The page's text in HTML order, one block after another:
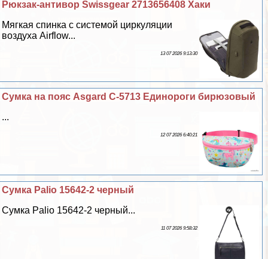
Рюкзак-антивор Swissgear 2713656408 Хаки
Мягкая спинка с системой циркуляции
воздуха Airflow...
13 07 2026 9:13:30
Сумка на пояс Asgard С-5713 Единороги бирюзовый
...
12 07 2026 6:40:21
Сумка Palio 15642-2 черный
Сумка Palio 15642-2 черный...
11 07 2026 9:58:32